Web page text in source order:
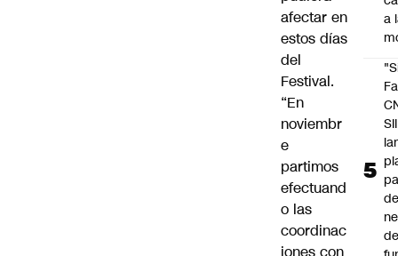
afectar en
estos días
del
Festival.
“En
noviembr
e
partimos
efectuand
o las
coordinac
iones con
a
SII
de